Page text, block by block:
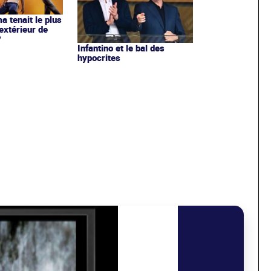
tenait le plus
de
Infantino et le bal des
hypocrites